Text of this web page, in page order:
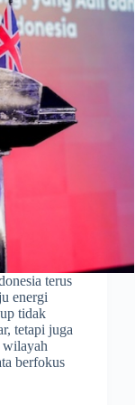
terus
energi
tidak
tetapi juga
wilayah
berfokus